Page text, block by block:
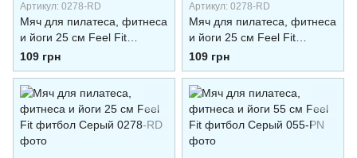
Артикул: 0278-RD
Мяч для пилатеса, фитнеса
и йоги 25 см Feel Fit
фитбол Синий
109 грн
Артикул: 0278-RD
Мяч для пилатеса, фитнеса
и йоги 25 см Feel Fit
фитбол Розовый
109 грн